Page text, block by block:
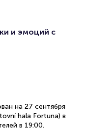
и эмоций с
на 27 сентября
hala Fortuna) в
в 19:00.